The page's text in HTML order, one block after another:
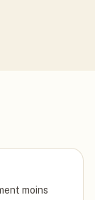
moins